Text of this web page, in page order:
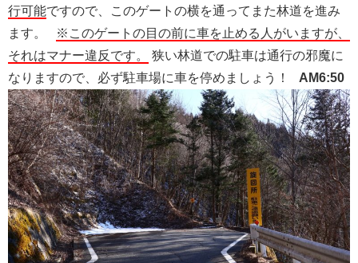
行可能ですので、このゲートの横を通ってまた林道を進み
ます。
※このゲートの目の前に車を止める人がいますが、
それはマナー違反です。
狭い林道での駐車は通行の邪魔に
なりますので、必ず駐車場に車を停めましょう！ AM6:50